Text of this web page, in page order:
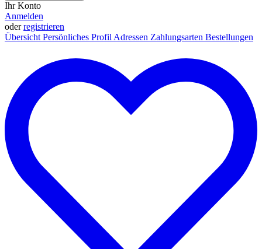
Ihr Konto
Anmelden
oderregistrieren
Übersicht Persönliches Profil Adressen Zahlungsarten Bestellungen